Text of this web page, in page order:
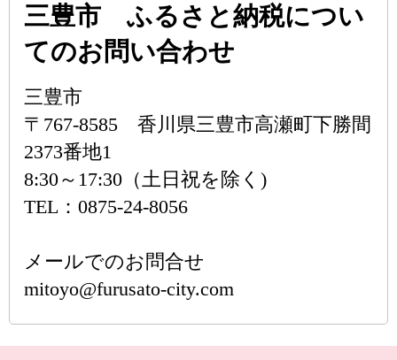
三豊市 ふるさと納税につい
てのお問い合わせ
三豊市
〒767-8585 香川県三豊市高瀬町下勝間
2373番地1
8:30～17:30（土日祝を除く)
TEL：0875-24-8056
メールでのお問合せ
mitoyo@furusato-city.com